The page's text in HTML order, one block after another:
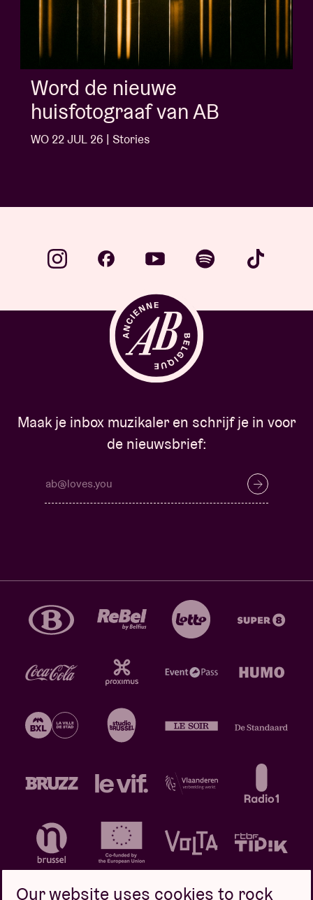
Word de nieuwe
huisfotograaf van AB
WO 22 JUL 26 | Stories
Maak je inbox muzikaler en schrijf je in voor
de nieuwsbrief:
Our website uses cookies to rock